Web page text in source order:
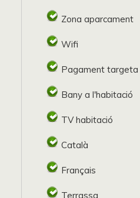
Zona aparcament
Wifi
Pagament targeta
Bany a l'habitació
TV habitació
Català
Français
Terrassa